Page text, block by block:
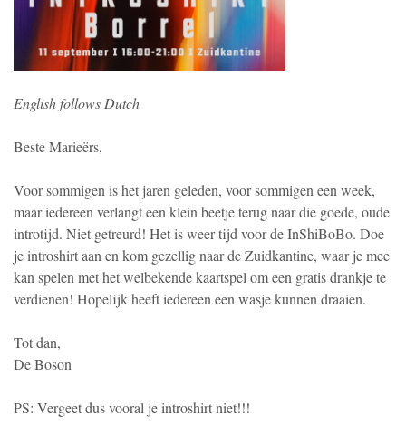
English follows Dutch
Beste Marieërs,
Voor sommigen is het jaren geleden, voor sommigen een week,
maar iedereen verlangt een klein beetje terug naar die goede, oude
introtijd. Niet getreurd! Het is weer tijd voor de InShiBoBo. Doe
je introshirt aan en kom gezellig naar de Zuidkantine, waar je mee
kan spelen met het welbekende kaartspel om een gratis drankje te
verdienen! Hopelijk heeft iedereen een wasje kunnen draaien.
Tot dan,
De Boson
PS: Vergeet dus vooral je introshirt niet!!!